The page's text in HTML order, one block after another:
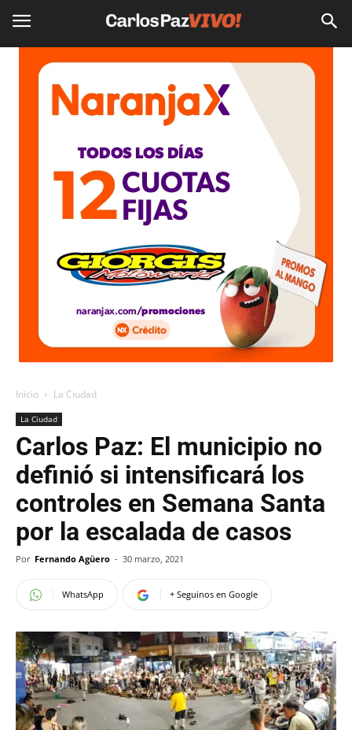
Inicio La Ciudad
La Ciudad
Carlos Paz: El municipio no
definió si intensificará los
controles en Semana Santa
por la escalada de casos
Por Fernando Agüero - 30 marzo, 2021
WhatsApp + Seguinos en Google